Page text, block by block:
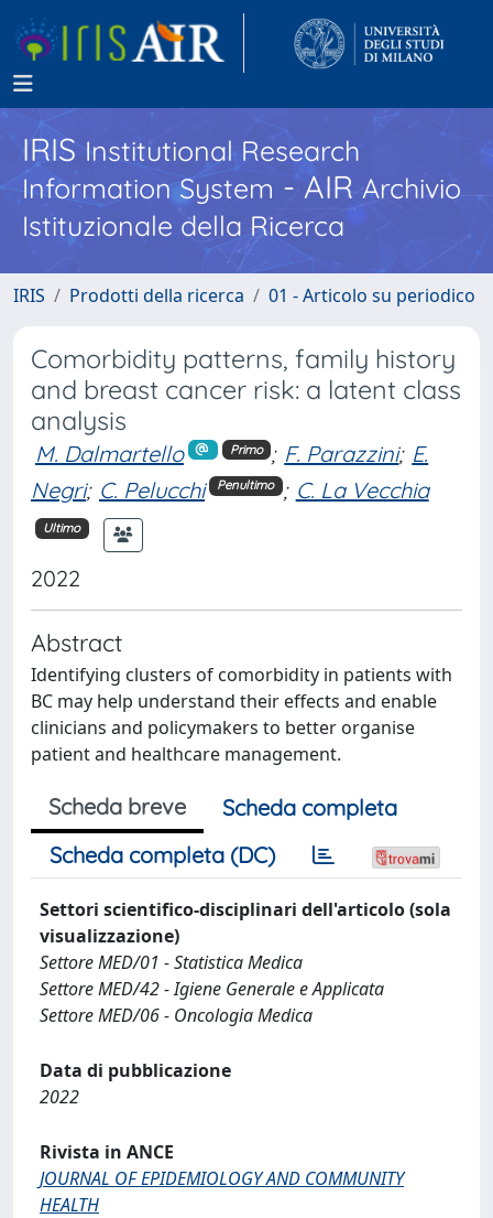
IRISInstitutional Research
Information System - AIR Archivio
Istituzionale della Ricerca
IRIS Prodotti della ricerca 01 - Articolo su periodico
Comorbidity patterns, family history
and breast cancer risk: a latent class
analysis
M. Dalmartello Primo ; F. Parazzini; E.
Negri; C. Pelucchi Penultimo ; C. La Vecchia
Ultimo
2022
Abstract
Identifying clusters of comorbidity in patients with
BC may help understand their effects and enable
clinicians and policymakers to better organise
patient and healthcare management.
Scheda breve
Scheda completa
Scheda completa (DC)
Settori scientifico-disciplinari dell'articolo (sola
visualizzazione)
Settore MED/01 - Statistica Medica
Settore MED/42 - Igiene Generale e Applicata
Settore MED/06 - Oncologia Medica
Data di pubblicazione
2022
Rivista in ANCE
JOURNAL OF EPIDEMIOLOGY AND COMMUNITY
HEALTH